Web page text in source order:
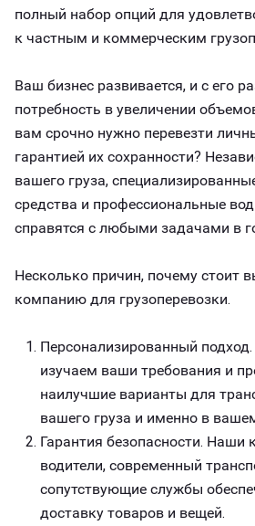
полный набор опций для
к частным и коммерческим
Ваш бизнес развивается, и с его
потребность в увеличении
вам срочно нужно перевезти
гарантией их сохранности?
вашего груза,
средства и профессиональные
справятся с любыми задачами в
Несколько причин, почему стоит
компанию для грузоперевозки.
Персонализированный
изучаем ваши требования и
наилучшие варианты для
вашего груза и именно в
Гарантия безопасности.
водители, современный
сопутствующие службы
доставку товаров и вещей.